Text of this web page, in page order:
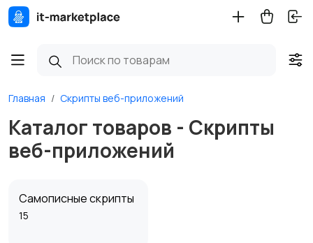
Главная Скрипты веб-приложений
Каталог товаров - Скрипты
веб-приложений
Самописные скрипты
15